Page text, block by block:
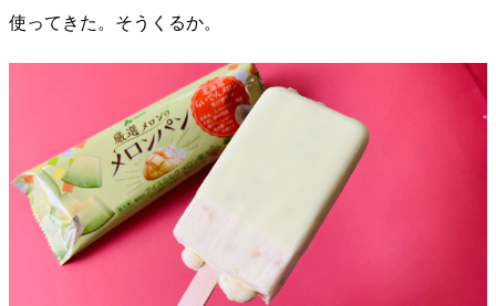
使ってきた。そうくるか。